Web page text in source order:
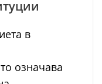
в
означава